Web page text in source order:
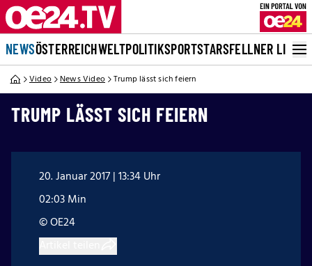
NEWSÖSTERREICHWELTPOLITIKSPORTSTARSFELLNER LIVE
Video News Video Trump lässt sich feiern
TRUMP LÄSST SICH FEIERN
20. Januar 2017 | 13:34 Uhr
02:03 Min
© OE24